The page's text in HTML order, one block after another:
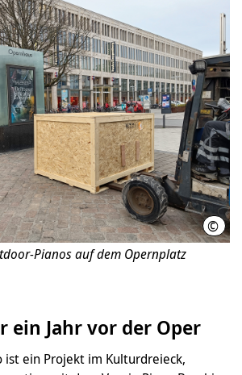
© LHH
Pianos auf dem Opernplatz
ein Jahr vor der Oper
ist ein Projekt im Kulturdreieck,